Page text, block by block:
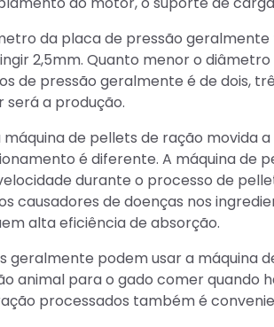
da placa de pressão
2,5mm. Quanto menor o
de pressão geralmente é de dois,
será a produção.
de pellets de ração movida
é diferente. A máquina de
durante o processo de
causadores de doenças nos
alta eficiência de absorção.
geralmente podem usar a máquina
animal para o gado comer quando
processados também é